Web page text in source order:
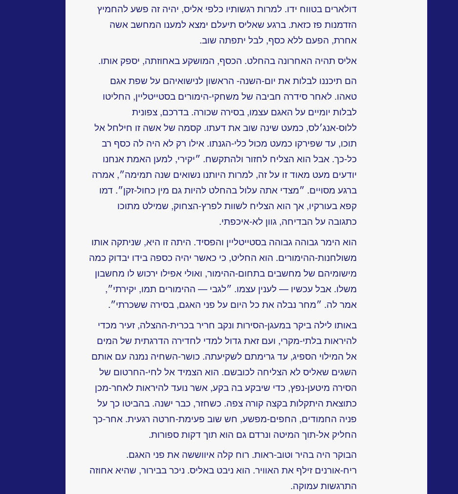
דולארים בטווח ידו. למרות רגשותיו כלפי אליס, יהיה זה פשע להחמיץ
הזדמנות פז כזאת. ברגע שאליס תיעלם ימצא למענו המחשב אשה
אחרת, הפעם ללא כסף, לבל יתפתה שוב.
אליס תהיה האחרונה בהחלט. הכסף, המושקע באחוזתה, יספק אותו.
הם תיכננו לבלות את יום-השנה- הראשון לנישואיהם על שפת אגם
טאהו. לאחר סידרה חביבה של משחקי-הימורים בסטייטליין, החליטו
לבלות יומיים על האגם עצמו, בסירה שכורה. בדרכם, צפונית
ללוס-אנג׳לס, כמעט שינה שוב את דעתו. קסמה של אשה זו חילחל אל
תוכו, עד שפירקו כמעט מכול כלי-הגנתו. אילו רק לא היה לה כסף רב
כל-כך. אבל הוא הצליח לחזור ולהתקשח. ״יקירי, למען האמת אנחנו
יודעים מעט מאוד זו על זה, למרות היותנו נשואים שנה תמימה״, אמרה
ברגע מסויים. ״מצדי אתה עלול בהחלט להיות גם מין כחול-זקן״. דמו
קפא בעורקיו, אך הוא הצליח לשוות לפרץ-הצחוק, שמילט מתוכו
כתגובה על הבדיחה, גוון לא-איכפתי.
הוא הימר גבוהה גבוהה בסטייטליין והפסיד. היתה זו היא, שניתקה אותו
משולחנות-ההימורים. הוא החליט, כי כאשר יהיה כספה בידו יבדוק כמה
מישומיהם של מחשבים בתחום-ההימור, ואולי אפילו ירכוש לו מחשבון
משלו. אבל עכשיו — לענין עצמו. ״לגבי — ההימורים תמו, יקירתי״,
אמר לה. ״מחר נבלה את כל היום על פני האגם, בסירה ששכרתי״.
באותו לילה ביקר במעגן-הסירות ונקב חריר בכרית-ההצלה, זעיר מכדי
להיראות בלתי-מקרי, ועם זאת גדול למדי לחדירה הדרגתית של המים
אל המילוי הספיג, עד גרימתם לשקיעתה. כושר-השחיה נמנה עם אותם
השגים שאליס לא הצליחה לכובשם. הוא הצמיד אל לחי-החרטום של
הסירה מיטען-נפץ, כדי שיבקע בה בקע, אשר נועד להיראות לאחר-מכן
כתוצאת היתקלות בקצה קורה צפה. כשחזר, כבר ישנה. בהביטו כך על
פניה החמודים, החפים-מפשע, חש שוב פעימת-חרטה רגעית. אחר-כך
החליק אל-תוך המיטה ונרדם גם הוא תוך דקות ספורות.
הבוקר היה בהיר וטוב-ראות. רוח קלה איווששה את פני האגם.
ריח-אורנים זילף את האוויר. הוא ניבט באליס. ניכר בבירור, שהיא אחוזה
התרגשות עמוקה.